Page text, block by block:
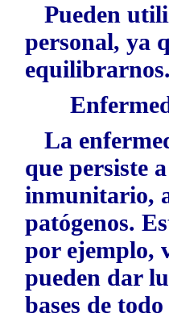
Pueden
personal, ya
equilibrarnos.
La
que persiste
inmunitario,
patógenos.
por ejemplo,
pueden dar
bases de